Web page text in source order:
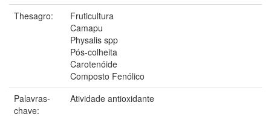
Thesagro:
Fruticultura
Camapu
Physalis spp
Pós-colheita
Carotenóide
Composto Fenólico
Palavras-
chave:
Atividade antioxidante